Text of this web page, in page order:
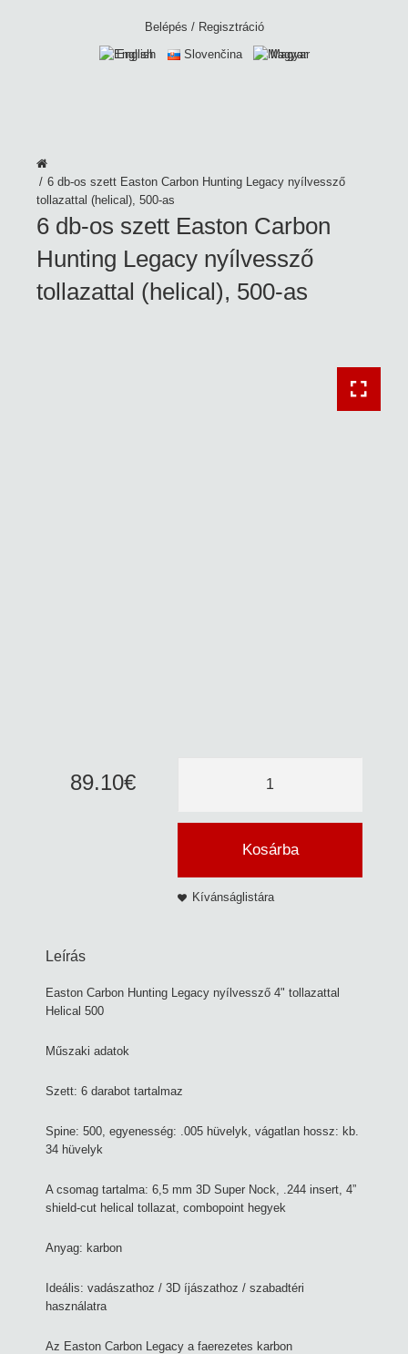
Belépés / Regisztráció
English
Slovenčina Magyar
6 db-os szett Easton Carbon Hunting Legacy nyílvessző
tollazattal (helical), 500-as
6 db-os szett Easton Carbon
Hunting Legacy nyílvessző
tollazattal (helical), 500-as
89.10€
Kosárba
Kívánságlistára
Leírás
Easton Carbon Hunting Legacy nyílvessző 4" tollazattal
Helical 500
Műszaki adatok
Szett: 6 darabot tartalmaz
Spine: 500, egyenesség: .005 hüvelyk, vágatlan hossz: kb.
34 hüvelyk
A csomag tartalma: 6,5 mm 3D Super Nock, .244 insert, 4”
shield-cut helical tollazat, combopoint hegyek
Anyag: karbon
Ideális: vadászathoz / 3D íjászathoz / szabadtéri
használatra
Az Easton Carbon Legacy a faerezetes karbon